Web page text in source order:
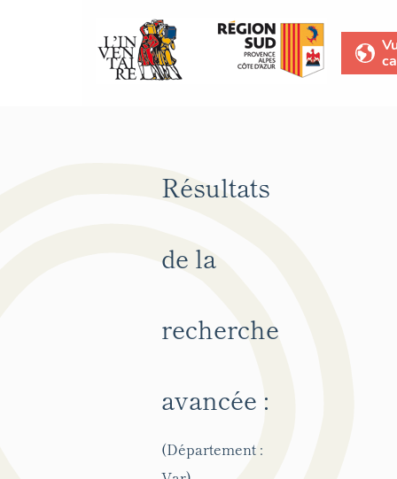
Résultats
de la
recherche
avancée :
(Département :